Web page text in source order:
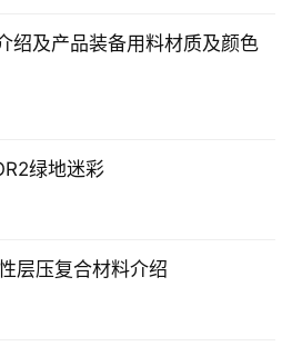
绍及产品装备用料材质及颜色
绿地迷彩
层压复合材料介绍